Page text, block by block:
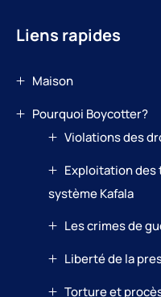
Liens rapides
Maison
Pourquoi Boycotter?
Violations des
Exploitation des
système Kafala
Les crimes de
Liberté de la
Torture et